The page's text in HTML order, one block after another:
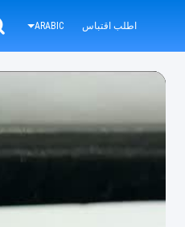
اطلب اقتباس ARABIC